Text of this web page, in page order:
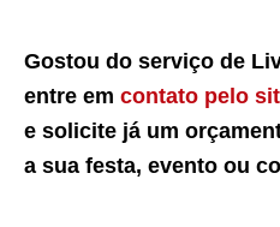
Gostou do serviço de
entre em contato pelo
e solicite já um
a sua festa, evento ou